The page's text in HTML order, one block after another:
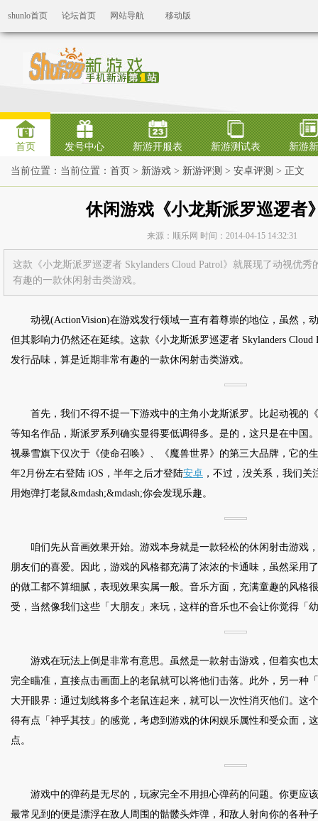
shunlo首页 论坛首页 网站导航 移动版
首页 发号中心 新游开服表 新游测试表 新游
当前位置：当前位置： 首页 > 新游戏 > 新游评测 > 安卓评测 > 正文
休闲游戏《小龙斯派罗巡逻者
来源：顺乐网 时间：2014-04-15 14:32:31
这款《小龙斯派罗巡逻者 Skylanders Cloud Patrol》就展现了动视优
有趣的一款休闲射击类游戏。
动视(ActionVision)在游戏发行领域一直有着尊崇的地位，虽然，
但其影响力仍然还在延续。这款《小龙斯派罗巡逻者 Skylanders
发行品味，算是近期非常有趣的一款休闲射击类游戏。
首先，我们不得不提一下游戏中的主角小龙斯派罗。比起动视的
等知名作品，斯派罗系列确实显得要低调得多。是的，这只是在中国
视暴雪旗下仅次于《使命召唤》、《魔兽世界》的第三大品牌，它的
年2月份左右登陆 iOS，半年之后才登陆安卓 ，不过，没关系，我们关
用炮弹打老鼠&mdash;&mdash;你会发现乐趣。
咱们先从音画效果开始。游戏本身就是一款轻松的休闲射击游戏
朋友们的喜爱。因此，游戏的风格都充满了浓浓的卡通味，虽然采用
的做工都不算细腻，表现效果实属一般。音乐方面，充满童趣的风格
受，当然像我们这些「大朋友」来玩，这样的音乐也不会让你觉得「
游戏在玩法上倒是非常有意思。虽然是一款射击游戏，但着实也
完全瞄准，直接点击画面上的老鼠就可以将他们击落。此外，另一种
大开眼界：通过划线将多个老鼠连起来，就可以一次性消灭他们。这
得有点「神乎其技」的感觉，考虑到游戏的休闲娱乐属性和受众面，
点。
游戏中的弹药是无尽的，玩家完全不用担心弹药的问题。你更应
最常见到的便是漂浮在敌人周围的骷髅头炸弹，和敌人射向你的各种